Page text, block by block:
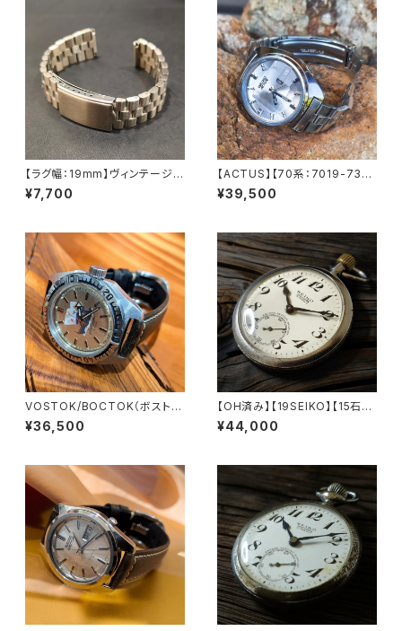
【ラグ幅：19mm】ヴィンテージS
EIKO（5ACTUS、5SPORTS、5
デラックス、ファイブなどに対応）
-SJH319Y】
¥7,700
【ACTUS】【70系：7019-735
0】【新品9面カット風防】SEIK
O/セイコー アクタス 21石 Cal.
1976年 3月製造【ac7019-73
50-4】
¥39,500
VOSTOK/BOCTOK（ボストー
ク）Amphibia/アンフィビア CC
CP/USSR ソビエトダイバーズ
イバーズ メンズウォッチ レザー
ベルト 機械式 手巻き 腕時計 中
¥36,500
【OH済み】【19SEIKO】【15石】S
EIKO/セイコー SEIKOロゴ PR
ECISION/プレシジョン 鉄道時
確認済み アンティークウォッチ 1
9seiko【seiko15-17】
¥44,000